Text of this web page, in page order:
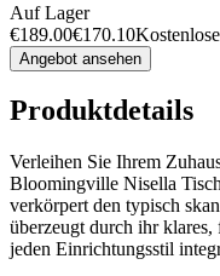
Auf Lager
€189.00€170.10
Angebot ansehen
Produktdetails
Verleihen Sie Ihrem
Bloomingville Nisella
verkörpert den typisch
überzeugt durch ihr
jeden Einrichtungsstil